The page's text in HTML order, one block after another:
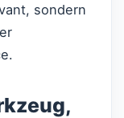
sondern